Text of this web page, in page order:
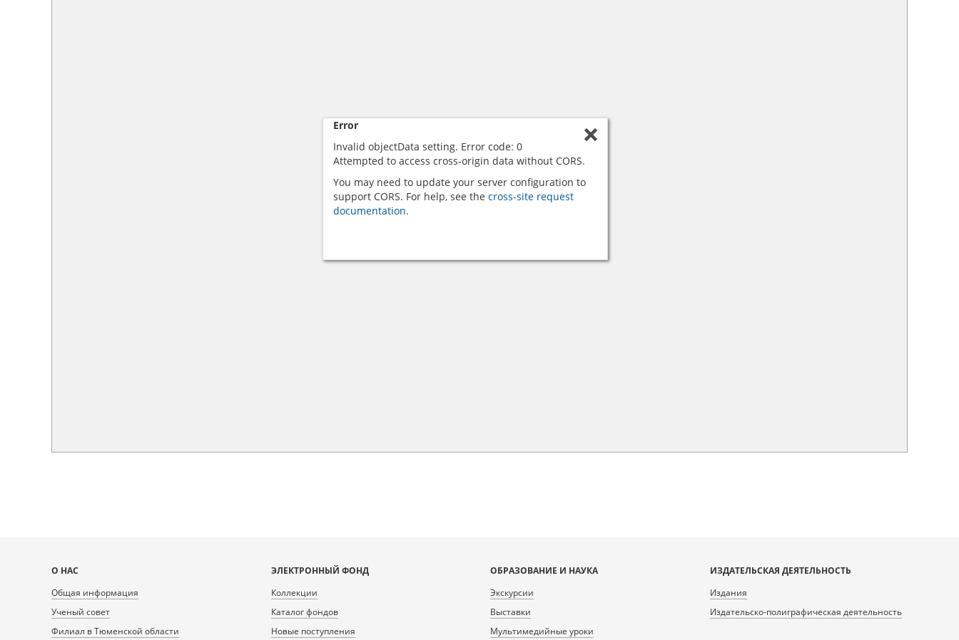
Error
Invalid objectData setting. Error code: 0
Attempted to access cross-origin data without CORS.
You may need to update your server configuration to
support CORS. For help, see the cross-site request
documentation.
Карта
сайта
О НАС
Общая информация
Ученый совет
Филиал в Тюменской области
ЭЛЕКТРОННЫЙ ФОНД
Коллекции
Каталог фондов
Новые поступления
ОБРАЗОВАНИЕ И НАУКА
Экскурсии
Выставки
Мультимедийные уроки
ИЗДАТЕЛЬСКАЯ ДЕЯТЕЛЬНОСТЬ
Издания
Издательско-полиграфическая деятельность